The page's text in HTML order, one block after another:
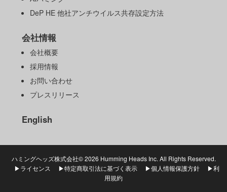
DeP HE 他社アンチウイルス共存設定方法
会社情報
会社概要
採用情報
お問い合わせ
プレスリリース
English
ハミングヘッズ株式会社©2026 Humming Heads Inc. All Rights Reserved.
▶ライセンス
▶特定商取引法に基づく表示 ▶個人情報保護方針
▶利
用規約